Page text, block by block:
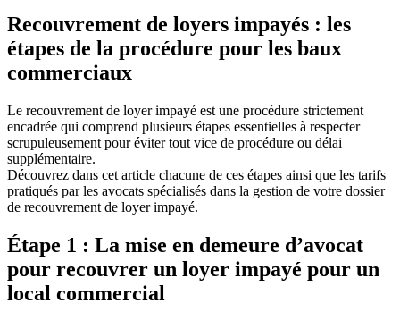
Recouvrement de loyers impayés : les
étapes de la procédure pour les baux
commerciaux
Le recouvrement de loyer impayé est une procédure strictement
encadrée qui comprend plusieurs étapes essentielles à respecter
scrupuleusement pour éviter tout vice de procédure ou délai
supplémentaire.
Découvrez dans cet article chacune de ces étapes ainsi que les tarifs
pratiqués par les avocats spécialisés dans la gestion de votre dossier
de recouvrement de loyer impayé.
Étape 1 : La mise en demeure d’avocat
pour recouvrer un loyer impayé pour un
local commercial